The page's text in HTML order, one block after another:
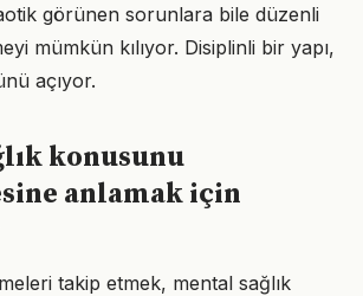
görünen sorunlara bile düzenli
mümkün kılıyor. Disiplinli bir yapı,
açıyor.
konusunu
anlamak için
takip etmek, mental sağlık